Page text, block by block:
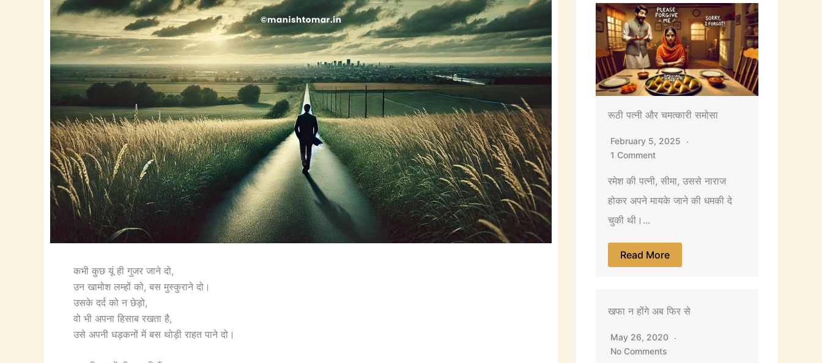
कभी कुछ यूं ही गुजर जाने दो,
उन खामोश लम्हों को, बस मुस्कुराने दो।
उसके दर्द को न छेड़ो,
वो भी अपना हिसाब रखता है,
उसे अपनी धड़कनों में बस थोड़ी राहत पाने दो।
रूठी पत्नी और चमत्कारी समोसा
February 5, 2025
1 Comment
रमेश की पत्नी, सीमा, उससे नाराज
होकर अपने मायके जाने की धमकी दे
चुकी थी।...
Read More
खफा न होंगे अब फिर से
May 26, 2020
No Comments